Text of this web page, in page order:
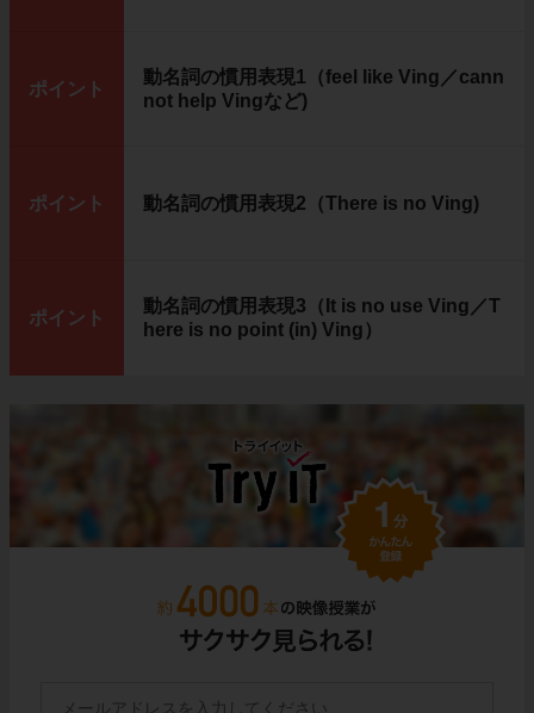
ポイント
動名詞の慣用表現1（feel like Ving／cann
not help Vingなど)
ポイント 動名詞の慣用表現2（There is no Ving)
ポイント
動名詞の慣用表現3（It is no use Ving／T
here is no point (in) Ving）